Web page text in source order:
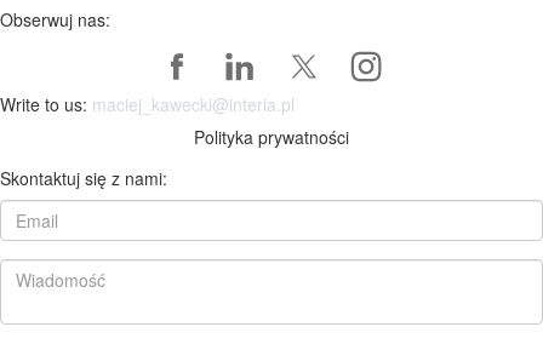
Obserwuj nas:
Write to us: maciej_kawecki@interia.pl
Polityka prywatności
Skontaktuj się z nami: